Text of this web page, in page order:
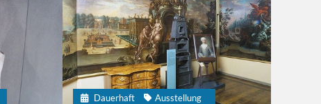
Dauerhaft
Ausstellung